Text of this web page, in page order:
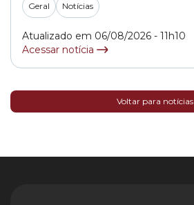
Geral Notícias
Atualizado em 06/08/2026 - 11h10
Acessar notícia
Voltar para notícias